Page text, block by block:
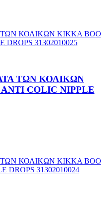
ΤΩΝ ΚΟΛΙΚΩΝ
COLIC NIPPLE